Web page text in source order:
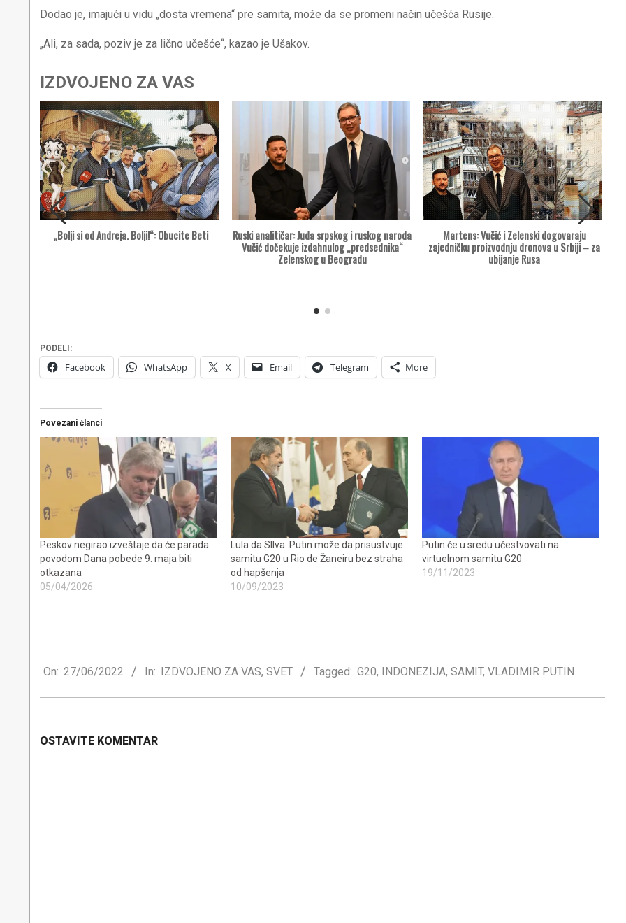
Dodao je, imajući u vidu „dosta vremena“ pre samita, može da se promeni način učešća Rusije.
„Ali, za sada, poziv je za lično učešće“, kazao je Ušakov.
IZDVOJENO ZA VAS
„Bolji si od Andreja. Bolji!“: Obucite Beti
Ruski analitičar: Juda srpskog i ruskog naroda
Vučić dočekuje izdahnulog „predsednika“
Zelenskog u Beogradu
Martens: Vučić i Zelenski dogovaraju
zajedničku proizvodnju dronova u Srbiji – za
ubijanje Rusa
PODELI:
Facebook WhatsApp X Email Telegram More
Povezani članci
Peskov negirao izveštaje da će parada
povodom Dana pobede 9. maja biti
otkazana
05/04/2026
Lula da SIlva: Putin može da prisustvuje
samitu G20 u Rio de Žaneiru bez straha
od hapšenja
10/09/2023
Putin će u sredu učestvovati na
virtuelnom samitu G20
19/11/2023
06-
On: 27/06/2022 In: IZDVOJENO ZA VAS, SVET Tagged: G20, INDONEZIJA, SAMIT, VLADIMIR PUTIN
OSTAVITE KOMENTAR